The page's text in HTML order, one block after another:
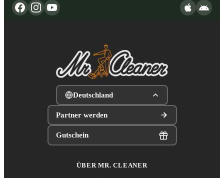
Deutschland
Partner werden
Gutschein
ÜBER MR. CLEANER